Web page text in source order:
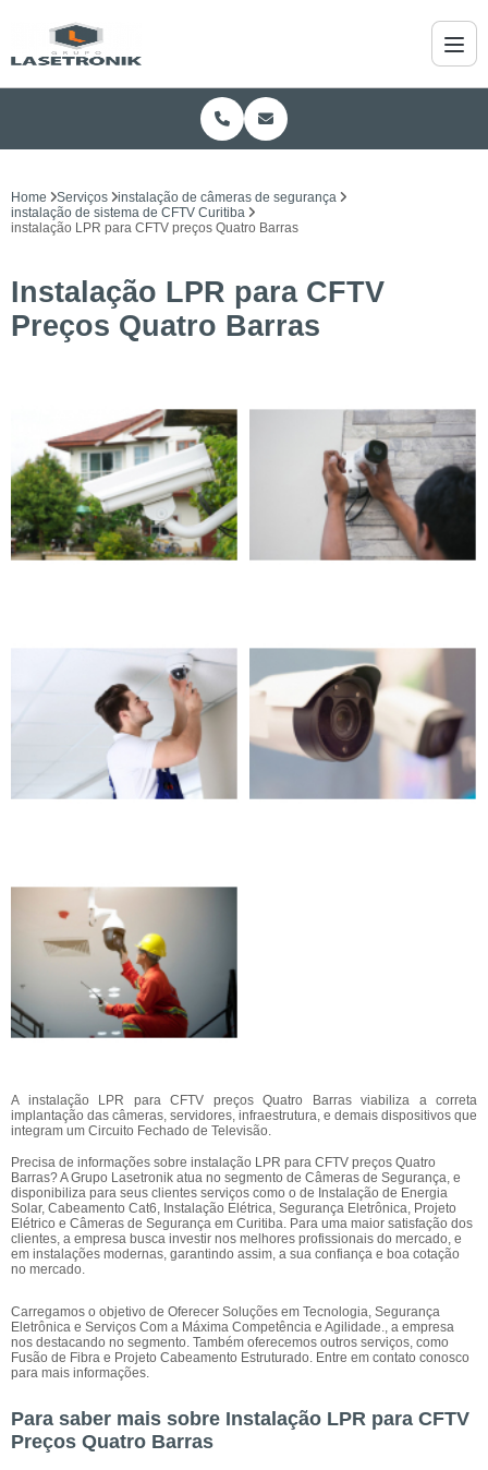
Home Serviços
instalação de câmeras de segurança
instalação de sistema de CFTV Curitiba
instalação LPR para CFTV preços Quatro Barras
Instalação LPR para CFTV
Preços Quatro Barras
A instalação LPR para CFTV preços Quatro Barras viabiliza a correta
implantação das câmeras, servidores, infraestrutura, e demais dispositivos que
integram um Circuito Fechado de Televisão.
Precisa de informações sobre instalação LPR para CFTV preços Quatro
Barras? A Grupo Lasetronik atua no segmento de Câmeras de Segurança, e
disponibiliza para seus clientes serviços como o de Instalação de Energia
Solar, Cabeamento Cat6, Instalação Elétrica, Segurança Eletrônica, Projeto
Elétrico e Câmeras de Segurança em Curitiba. Para uma maior satisfação dos
clientes, a empresa busca investir nos melhores profissionais do mercado, e
em instalações modernas, garantindo assim, a sua confiança e boa cotação
no mercado.
Carregamos o objetivo de Oferecer Soluções em Tecnologia, Segurança
Eletrônica e Serviços Com a Máxima Competência e Agilidade., a empresa
nos destacando no segmento. Também oferecemos outros serviços, como
Fusão de Fibra e Projeto Cabeamento Estruturado. Entre em contato conosco
para mais informações.
Para saber mais sobre Instalação LPR para CFTV
Preços Quatro Barras